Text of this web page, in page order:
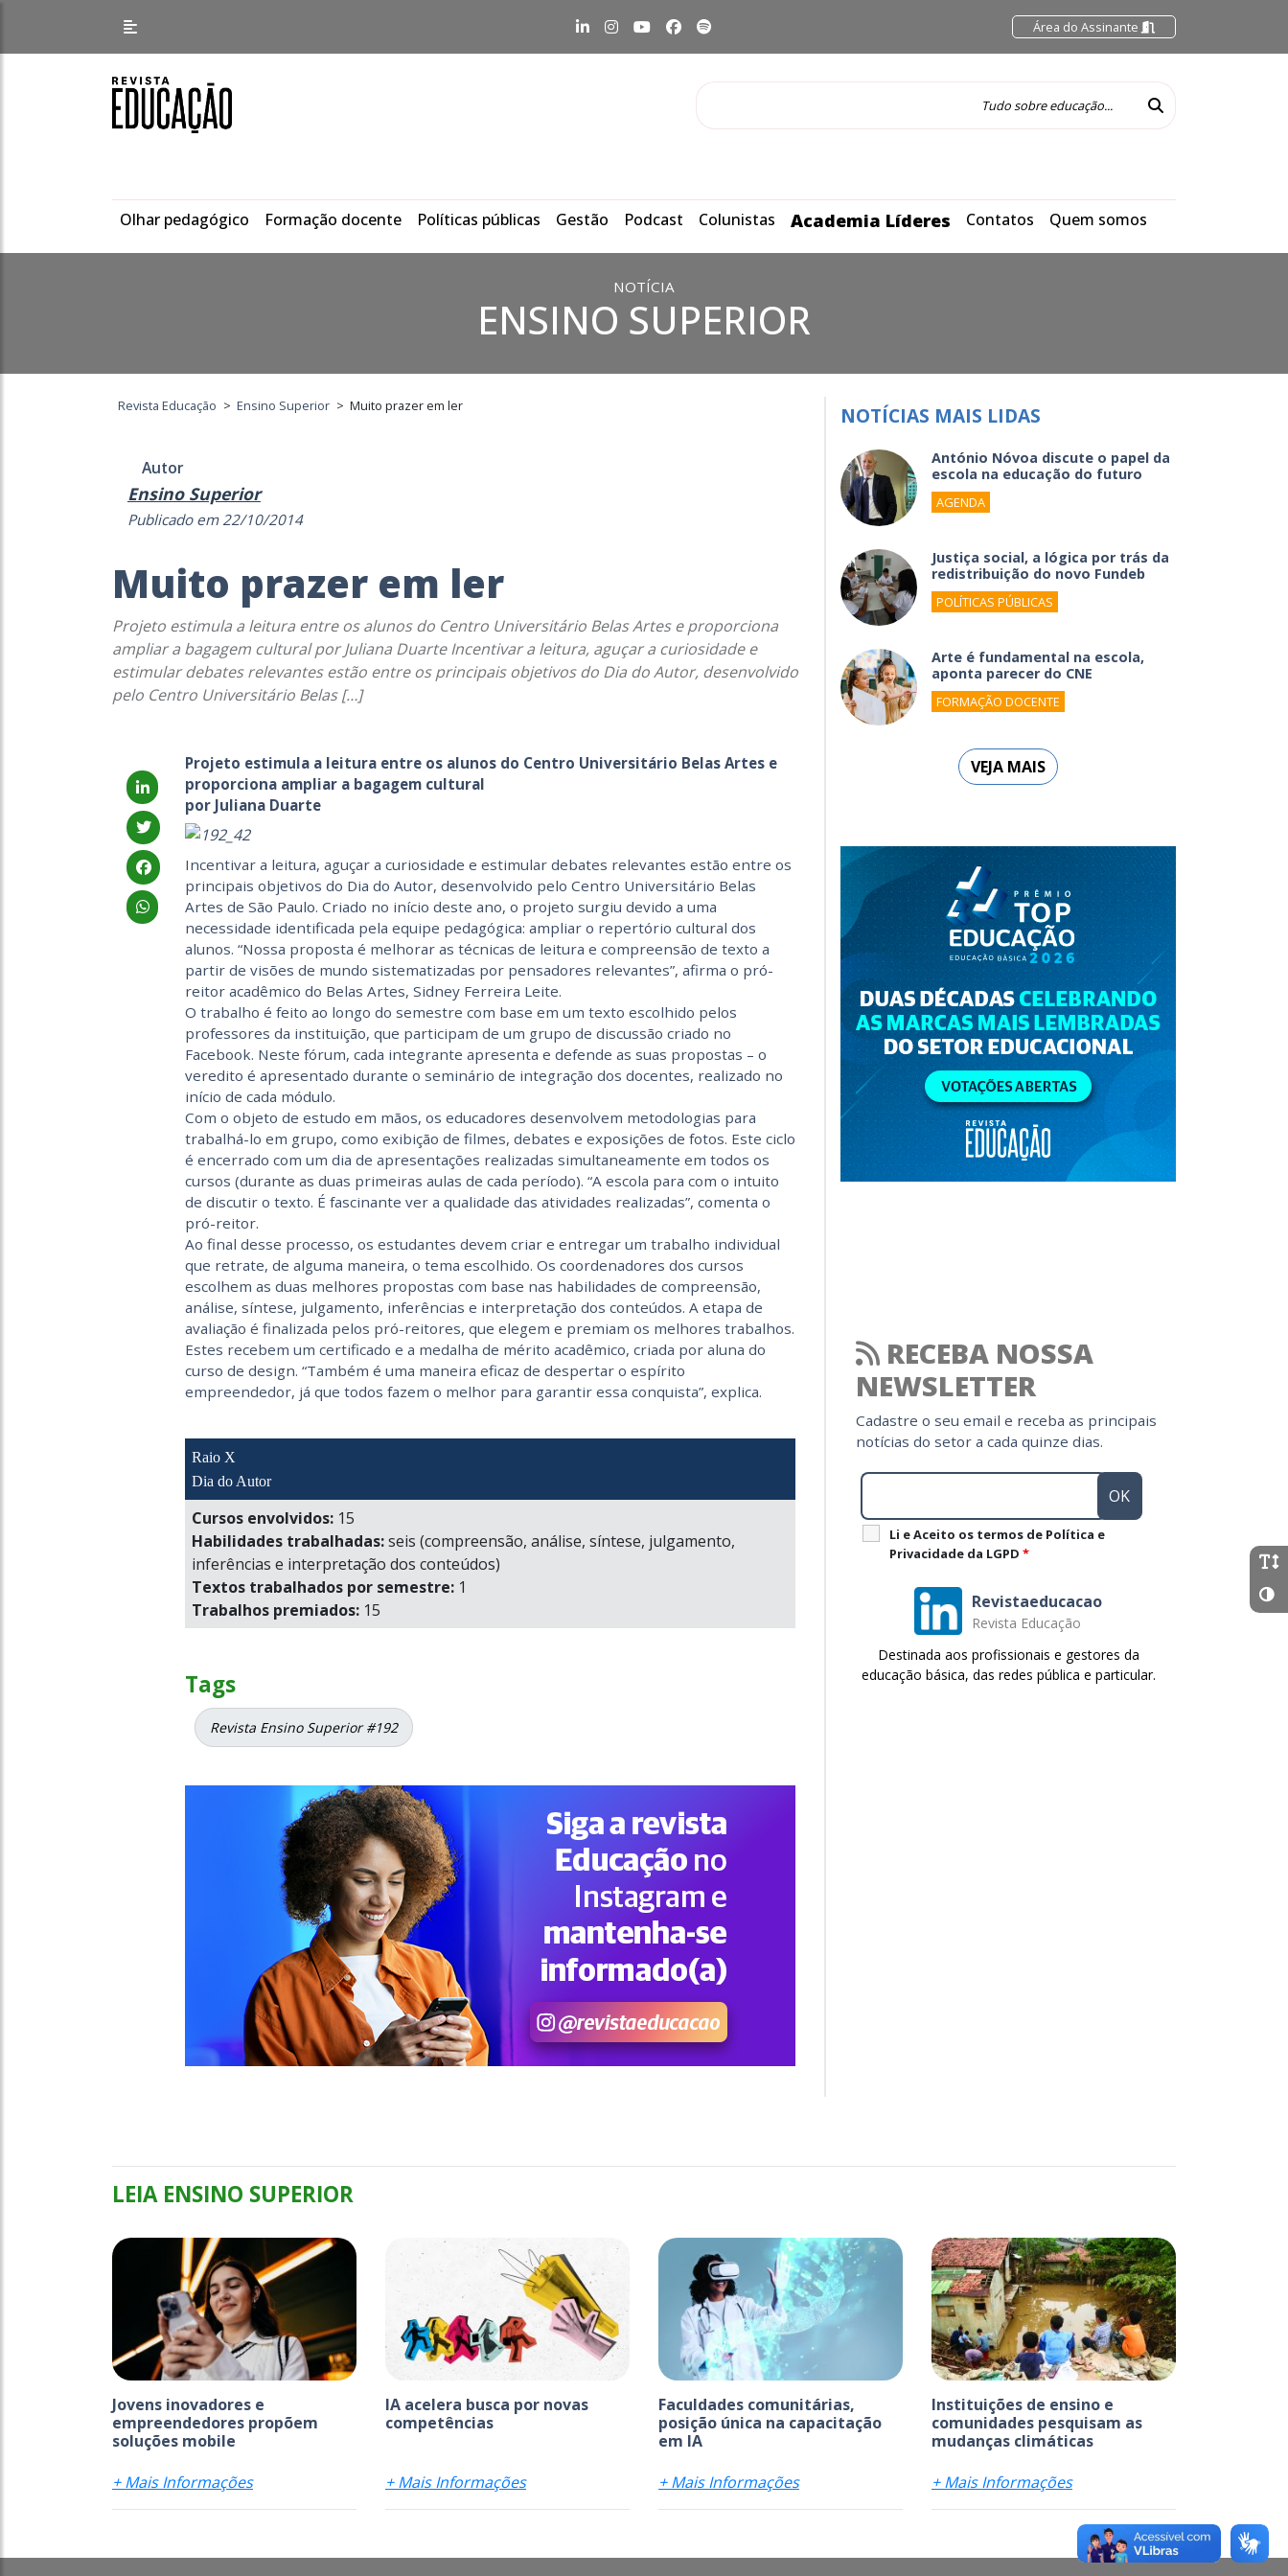
Área do Assinante
Olhar pedagógico Formação docente Políticas públicas Gestão Podcast Colunistas Academia Líderes Contatos Quem somos
NOTÍCIA
ENSINO SUPERIOR
Revista Educação > Ensino Superior > Muito prazer em ler
Autor
Ensino Superior
Publicado em 22/10/2014
Muito prazer em ler
Projeto estimula a leitura entre os alunos do Centro Universitário Belas Artes e proporciona
ampliar a bagagem cultural por Juliana Duarte Incentivar a leitura, aguçar a curiosidade e
estimular debates relevantes estão entre os principais objetivos do Dia do Autor, desenvolvido
pelo Centro Universitário Belas […]
Projeto estimula a leitura entre os alunos do Centro Universitário Belas Artes e
proporciona ampliar a bagagem cultural
por Juliana Duarte
Incentivar a leitura, aguçar a curiosidade e estimular debates relevantes estão entre os
principais objetivos do Dia do Autor, desenvolvido pelo Centro Universitário Belas
Artes de São Paulo. Criado no início deste ano, o projeto surgiu devido a uma
necessidade identificada pela equipe pedagógica: ampliar o repertório cultural dos
alunos. “Nossa proposta é melhorar as técnicas de leitura e compreensão de texto a
partir de visões de mundo sistematizadas por pensadores relevantes”, afirma o pró-
reitor acadêmico do Belas Artes, Sidney Ferreira Leite.
O trabalho é feito ao longo do semestre com base em um texto escolhido pelos
professores da instituição, que participam de um grupo de discussão criado no
Facebook. Neste fórum, cada integrante apresenta e defende as suas propostas – o
veredito é apresentado durante o seminário de integração dos docentes, realizado no
início de cada módulo.
Com o objeto de estudo em mãos, os educadores desenvolvem metodologias para
trabalhá-lo em grupo, como exibição de filmes, debates e exposições de fotos. Este ciclo
é encerrado com um dia de apresentações realizadas simultaneamente em todos os
cursos (durante as duas primeiras aulas de cada período). “A escola para com o intuito
de discutir o texto. É fascinante ver a qualidade das atividades realizadas”, comenta o
pró-reitor.
Ao final desse processo, os estudantes devem criar e entregar um trabalho individual
que retrate, de alguma maneira, o tema escolhido. Os coordenadores dos cursos
escolhem as duas melhores propostas com base nas habilidades de compreensão,
análise, síntese, julgamento, inferências e interpretação dos conteúdos. A etapa de
avaliação é finalizada pelos pró-reitores, que elegem e premiam os melhores trabalhos.
Estes recebem um certificado e a medalha de mérito acadêmico, criada por aluna do
curso de design. “Também é uma maneira eficaz de despertar o espírito
empreendedor, já que todos fazem o melhor para garantir essa conquista”, explica.
Raio X
Dia do Autor
Cursos envolvidos:15
Habilidades trabalhadas:seis (compreensão, análise, síntese, julgamento,
inferências e interpretação dos conteúdos)
Textos trabalhados por semestre:1
Trabalhos premiados:15
Tags
Revista Ensino Superior #192
NOTÍCIAS MAIS LIDAS
António Nóvoa discute o papel da
escola na educação do futuro
AGENDA
Justiça social, a lógica por trás da
redistribuição do novo Fundeb
POLÍTICAS PÚBLICAS
Arte é fundamental na escola,
aponta parecer do CNE
FORMAÇÃO DOCENTE
VEJA MAIS
RECEBA NOSSA
NEWSLETTER
Cadastre o seu email e receba as principais
notícias do setor a cada quinze dias.
Li e Aceito os termos de Política e
Privacidade da LGPD *
Revistaeducacao
Revista Educação
Destinada aos profissionais e gestores da
educação básica, das redes pública e particular.
LEIA ENSINO SUPERIOR
Jovens inovadores e
empreendedores propõem
soluções mobile
+ Mais Informações
IA acelera busca por novas
competências
+ Mais Informações
Faculdades comunitárias,
posição única na capacitação
em IA
+ Mais Informações
Instituições de ensino e
comunidades pesquisam as
mudanças climáticas
+ Mais Informações